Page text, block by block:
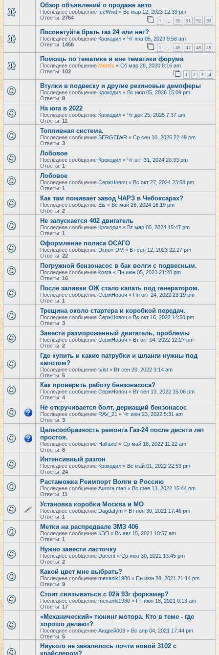
Обзор объявлений о продаже авто
Последнее сообщение IceWind « Вс мар 12, 2023 12:39 pm
Ответы: 2764 1 … 90 91 92 93
Посоветуйте брать газ 24 или нет?
Последнее сообщение Крокодил « Чт янв 05, 2023 9:58 am
Ответы: 1458 1 … 46 47 48 49
Помощь по тематике и вне тематики форума
Последнее сообщение Mortis « Сб мар 28, 2020 8:16 am
Ответы: 102 1 2 3 4
Втулки в подвеску и другие резиновые демпферы
Последнее сообщение Крокодил « Вс июл 05, 2026 15:09 pm
Ответы: 8
На юга в 2022
Последнее сообщение Крокодил « Чт дек 25, 2025 7:37 am
Ответы: 11
Топливная система.
Последнее сообщение SERGEIWR « Ср сен 10, 2025 22:49 pm
Ответы: 3
Лобовое
Последнее сообщение Крокодил « Чт окт 31, 2024 20:33 pm
Ответы: 1
Лобовое
Последнее сообщение СержНовоч « Вс окт 27, 2024 23:58 pm
Ответы: 1
Как там поживает завод ЧАРЗ в Чебоксарах?
Последнее сообщение Eis « Вс май 26, 2024 16:19 pm
Ответы: 2
Не запускается 402 двигатель
Последнее сообщение Крокодил « Вт мар 05, 2024 15:47 pm
Ответы: 1
Оформление полиса ОСАГО
Последнее сообщение Dimon-DM « Вт сен 12, 2023 22:27 pm
Ответы: 22
Погружной бензонасос в бак волги с подвесным.
Последнее сообщение kosta « Пн июн 05, 2023 21:28 pm
Ответы: 16
После заливки ОЖ стало капать под генератором.
Последнее сообщение СержНовоч « Пн окт 24, 2022 23:19 pm
Ответы: 1
Трещина около стартера и коробкой передач.
Последнее сообщение СержНовоч « Вс окт 16, 2022 14:50 pm
Ответы: 3
Завести размороженный двигатель, проблемы
Последнее сообщение СержНовоч « Вт окт 04, 2022 12:27 pm
Ответы: 2
Где купить и какие патрубки и шланги нужны под
капотом?
Последнее сообщение tvist « Вт сен 20, 2022 3:14 am
Ответы: 5
Как проверить работу бензонасоса?
Последнее сообщение СержНовоч « Вт сен 13, 2022 15:06 pm
Ответы: 4
Не откручивается болт, держащий бензонасос
Последнее сообщение RAV_21 « Чт июн 23, 2022 5:31 am
Ответы: 3
Целесообразность ремонта Газ-24 после десяти лет
простоя.
Последнее сообщение Halfaxel « Ср май 18, 2022 11:22 am
Ответы: 6
Интенсивный разгон
Последнее сообщение Крокодил « Вс май 01, 2022 22:53 pm
Ответы: 24
Растаможка Реимпорт Волги в Россию
Последнее сообщение Aurora man « Вс фев 13, 2022 15:44 pm
Ответы: 11
Установка коробки Москва и МО
Последнее сообщение Dagdafym « Вт ноя 30, 2021 17:46 pm
Ответы: 1
Метки на распредвале ЗМЗ 406
Последнее сообщение КЭП « Вс авг 15, 2021 10:57 am
Ответы: 1
Нужно завести ласточку
Последнее сообщение Docent « Ср июн 30, 2021 13:45 pm
Ответы: 2
Какой цвет мне выбрать?
Последнее сообщение mexanik1980 « Пн июн 28, 2021 21:14 pm
Ответы: 9
Стоит связываться с 02й 93г форкамер?
Последнее сообщение mexanik1980 « Пт июн 18, 2021 0:13 am
Ответы: 17
«Механический» тюнинг мотора. Кто в теме - где
хорошо делают?
Последнее сообщение Андрей003 « Вс апр 04, 2021 17:44 pm
Ответы: 5
Ниукого не завалялось почти новой 3102 с
крайслером?